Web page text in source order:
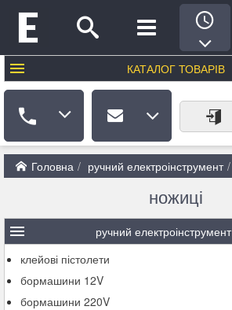
КАТАЛОГ ТОВАРІВ
Головна ручний електроінструмент
ножиці
ручний електроінструмент
клейові пістолети
бормашини 12V
бормашини 220V